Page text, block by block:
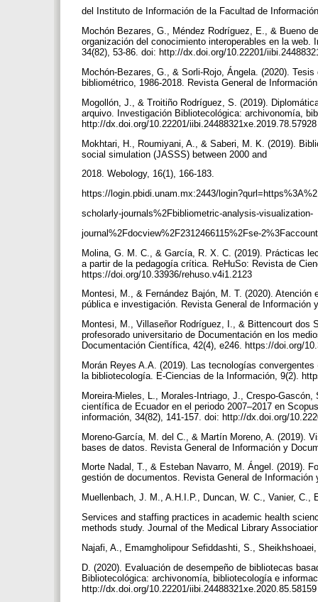
del Instituto de Información de la Facultad de
Mochón Bezares, G., Méndez Rodríguez, E., & Bueno
organización del conocimiento interoperables en la
34(82), 53-86. doi: http://dx.doi.org/10.22201/
Mochón-Bezares, G., & Sorli-Rojo, Ángela. (2020).
bibliométrico, 1986-2018. Revista General de
Mogollón, J., & Troitiño Rodríguez, S. (2019).
arquivo. Investigación Bibliotecológica: archivonomía,
http://dx.doi.org/10.22201/
Mokhtari, H., Roumiyani, A., & Saberi, M. K. (2019).
social simulation (JASSS) between 2000 and
2018. Webology, 16(1), 166-183.
https://login.pbidi.unam.mx:2443/
scholarly-journals%2Fbibliometric-analysis-visualization-
journal%2Fdocview%2F2312466115%2Fse-
Molina, G. M. C., & García, R. X. C. (2019). Prácticas
a partir de la pedagogía crítica. ReHuSo: Revista de
https://doi.org/10.33936/rehuso.v4i1.2123
Montesi, M., & Fernández Bajón, M. T. (2020).
pública e investigación. Revista General de
Montesi, M., Villaseñor Rodríguez, I., & Bittencourt dos
profesorado universitario de Documentación en los
Documentación Científica, 42(4), e246. https://doi.org/
Morán Reyes A.A. (2019). Las tecnologías
la bibliotecología. E-Ciencias de la Información, 9(2).
Moreira-Mieles, L., Morales-Intriago, J., Crespo-
científica de Ecuador en el periodo 2007–2017 en
información, 34(82), 141-157. doi: http://dx.doi.org/
Moreno-García, M. del C., & Martín Moreno, A. (2019).
bases de datos. Revista General de Información y
Morte Nadal, T., & Esteban Navarro, M. Ángel. (2019).
gestión de documentos. Revista General de
Muellenbach, J. M., A.H.I.P., Duncan, W. C., Vanier,
Services and staffing practices in academic health
methods study. Journal of the Medical Library
Najafi, A., Emamgholipour Sefiddashti, S.,
D. (2020). Evaluación de desempeño de bibliotecas
Bibliotecológica: archivonomía, bibliotecología e
http://dx.doi.org/10.22201/